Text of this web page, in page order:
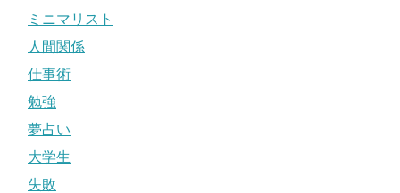
ミニマリスト
人間関係
仕事術
勉強
夢占い
大学生
失敗